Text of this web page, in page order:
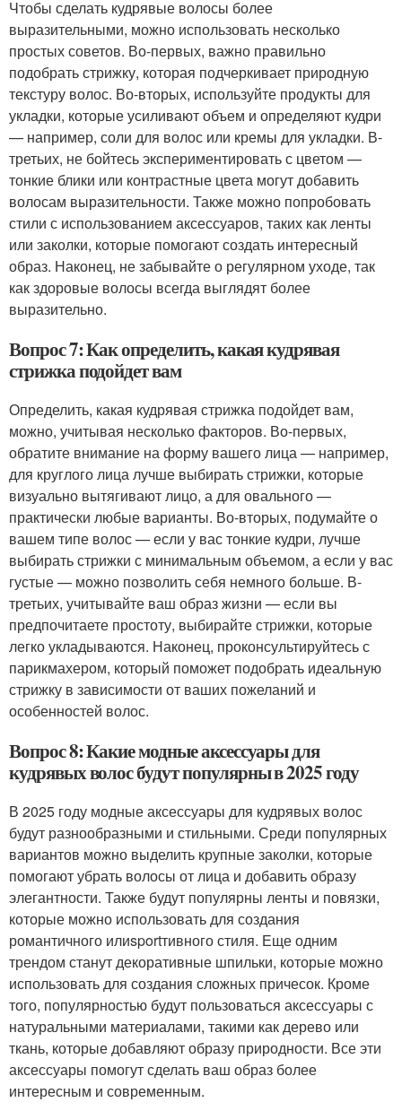
Чтобы сделать кудрявые волосы более
выразительными, можно использовать несколько
простых советов. Во-первых, важно правильно
подобрать стрижку, которая подчеркивает природную
текстуру волос. Во-вторых, используйте продукты для
укладки, которые усиливают объем и определяют кудри
— например, соли для волос или кремы для укладки. В-
третьих, не бойтесь экспериментировать с цветом —
тонкие блики или контрастные цвета могут добавить
волосам выразительности. Также можно попробовать
стили с использованием аксессуаров, таких как ленты
или заколки, которые помогают создать интересный
образ. Наконец, не забывайте о регулярном уходе, так
как здоровые волосы всегда выглядят более
выразительно.
Вопрос 7: Как определить, какая кудрявая
стрижка подойдет вам
Определить, какая кудрявая стрижка подойдет вам,
можно, учитывая несколько факторов. Во-первых,
обратите внимание на форму вашего лица — например,
для круглого лица лучше выбирать стрижки, которые
визуально вытягивают лицо, а для овального —
практически любые варианты. Во-вторых, подумайте о
вашем типе волос — если у вас тонкие кудри, лучше
выбирать стрижки с минимальным объемом, а если у вас
густые — можно позволить себя немного больше. В-
третьих, учитывайте ваш образ жизни — если вы
предпочитаете простоту, выбирайте стрижки, которые
легко укладываются. Наконец, проконсультируйтесь с
парикмахером, который поможет подобрать идеальную
стрижку в зависимости от ваших пожеланий и
особенностей волос.
Вопрос 8: Какие модные аксессуары для
кудрявых волос будут популярны в 2025 году
В 2025 году модные аксессуары для кудрявых волос
будут разнообразными и стильными. Среди популярных
вариантов можно выделить крупные заколки, которые
помогают убрать волосы от лица и добавить образу
элегантности. Также будут популярны ленты и повязки,
которые можно использовать для создания
романтичного илиsportтивного стиля. Еще одним
трендом станут декоративные шпильки, которые можно
использовать для создания сложных причесок. Кроме
того, популярностью будут пользоваться аксессуары с
натуральными материалами, такими как дерево или
ткань, которые добавляют образу природности. Все эти
аксессуары помогут сделать ваш образ более
интересным и современным.